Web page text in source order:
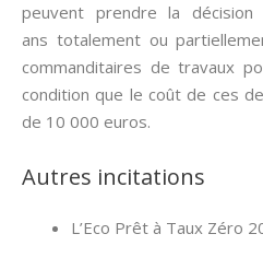
peuvent prendre la décision
ans totalement ou
commanditaires de travaux
condition que le coût de ces
de 10 000 euros.
Autres incitations
L’Eco Prêt à Taux Zéro